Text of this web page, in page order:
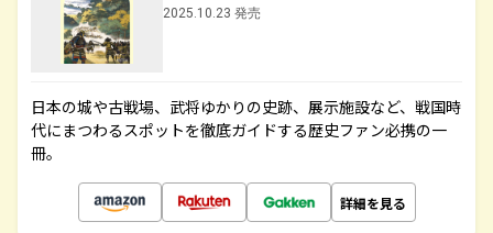
2025.10.23 発売
日本の城や古戦場、武将ゆかりの史跡、展示施設など、戦国時
代にまつわるスポットを徹底ガイドする歴史ファン必携の一
冊。
詳細を見る